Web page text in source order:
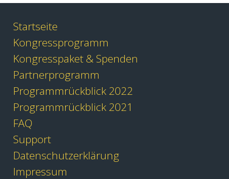
Startseite
Kongressprogramm
Kongresspaket & Spenden
Partnerprogramm
Programmrückblick 2022
Programmrückblick 2021
FAQ
Support
Datenschutzerklärung
Impressum